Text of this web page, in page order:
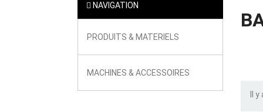
NAVIGATION
PRODUITS & MATERIELS
MACHINES & ACCESSOIRES
Il